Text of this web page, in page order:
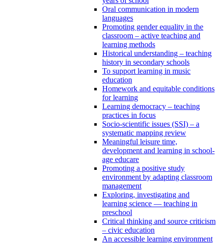
Oral communication in modern
languages
Promoting gender equality in the
classroom – active teaching and
learning methods
Historical understanding – teaching
history in secondary schools
To support learning in music
education
Homework and equitable conditions
for learning
Learning democracy – teaching
practices in focus
Socio-scientific issues (SSI) – a
systematic mapping review
Meaningful leisure time,
development and learning in school-
age educare
Promoting a positive study
environment by adapting classroom
management
Exploring, investigating and
learning science — teaching in
preschool
Critical thinking and source criticism
– civic education
An accessible learning environment